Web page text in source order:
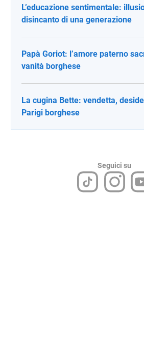
L’educazione sentimentale:
disincanto di una generazione
Papà Goriot: l’amore paterno
vanità borghese
La cugina Bette: vendetta,
Parigi borghese
Seguici su